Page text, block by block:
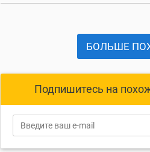
БОЛЬШЕ
Подпишитесь на